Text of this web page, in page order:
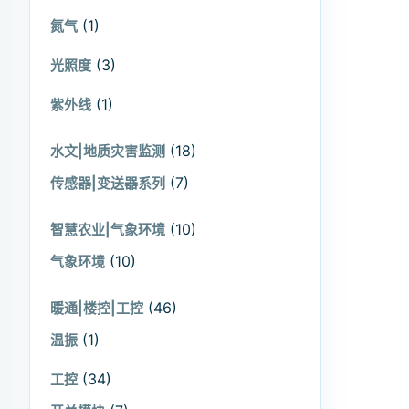
氮气 (1)
光照度 (3)
紫外线 (1)
水文|地质灾害监测 (18)
传感器|变送器系列 (7)
智慧农业|气象环境 (10)
气象环境 (10)
暖通|楼控|工控 (46)
温振 (1)
工控 (34)